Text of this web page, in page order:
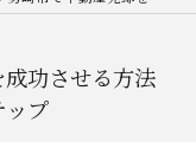
功させる方法
ップ